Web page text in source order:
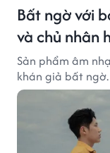
Bất ngờ với
và chủ nhân
Sản phẩm âm
khán giả bất ngờ.